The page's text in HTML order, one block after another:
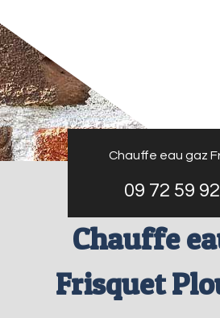
Chauffe eau gaz
09 72 59
Chauffe
Frisquet